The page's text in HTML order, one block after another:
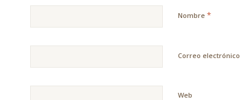
Nombre *
Correo electrónico
Web